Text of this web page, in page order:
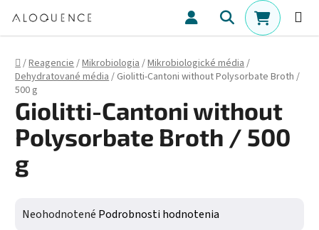
Hľadať
Domov
/Reagencie/Mikrobiologia/Mikrobiologické média/
Dehydratované média/ Giolitti-Cantoni without Polysorbate Broth /
500 g
Giolitti-Cantoni without
Polysorbate Broth / 500
g
Priemerné hodnotenie produktu je 0,0 z 5 hviezdičiek.
Neohodnotené Podrobnosti hodnotenia